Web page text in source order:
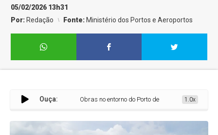
05/02/2026 13h31
Por: Redação Fonte: Ministério dos Portos e Aeroportos
Ouça: Obras no entorno do Porto de Santos avançam com
1.0x